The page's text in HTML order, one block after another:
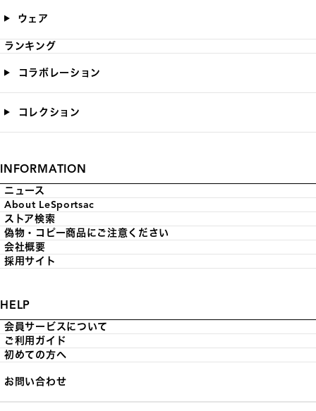
ウェア
ランキング
コラボレーション
コレクション
INFORMATION
ニュース
About LeSportsac
ストア検索
偽物・コピー商品にご注意ください
会社概要
採用サイト
HELP
会員サービスについて
ご利用ガイド
初めての方へ
お問い合わせ